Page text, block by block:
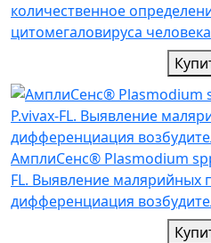
количественное
цитомегаловируса человека
АмплиСенс® Plasmodium
FL. Выявление малярийных
дифференциация